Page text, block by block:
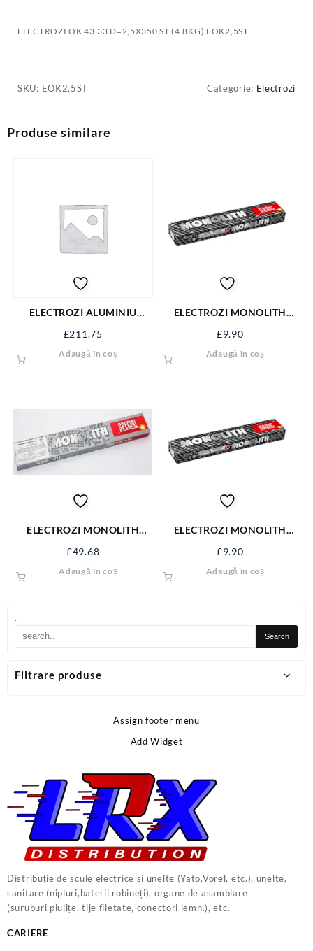
.
Filtrare produse
ELECTROZI OK 43.33 D=2,5X350 ST (4.8KG) EOK2,5ST
SKU: EOK2,5ST Categorie: Electrozi
Produse similare
ELECTROZI ALUMINIU
£211.75
Adaugă în coș
ELECTROZI MONOLITH
E98
£9.90
Adaugă în coș
ELECTROZI MONOLITH
£49.68
Adaugă în coș
ELECTROZI MONOLITH
E95
£9.90
Adaugă în coș
Assign footer menu
Add Widget
Distribuție de scule electrice si unelte (Yato,Vorel, etc.), unelte,
sanitare (nipluri,baterii,robineți), organe de asamblare
(suruburi,piulițe, tije filetate, conectori lemn.), etc.
CARIERE